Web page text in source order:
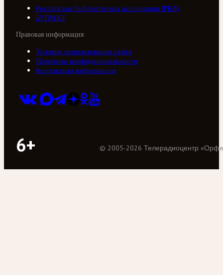
Российская библиотечная ассоциация (РБА)
///ТРАКТ
Правовая информация
Условия использования сайта
Политика конфиденциальности
Контактная информация
6+ © 2005-2026 Телерадиоцентр